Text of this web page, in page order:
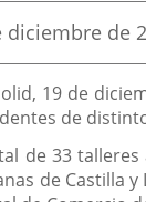
diciembre de
19 de
de
de 33 talleres
de Castilla